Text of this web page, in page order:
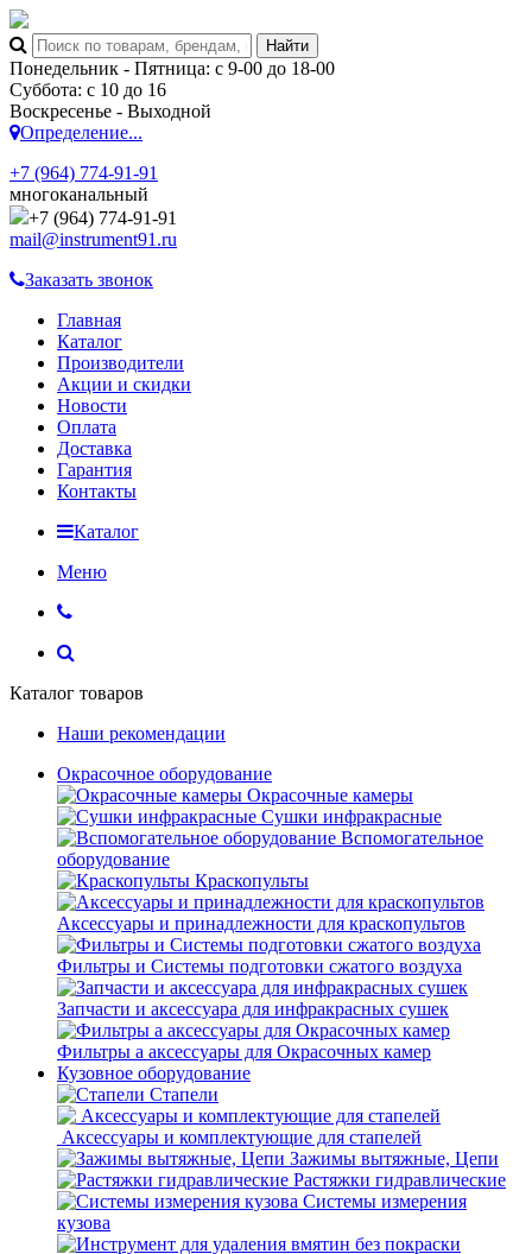
Понедельник - Пятница: с 9-00 до 18-00
Суббота: с 10 до 16
Воскресенье - Выходной
Определение...
+7 (964) 774-91-91
многоканальный
+7 (964) 774-91-91
mail@instrument91.ru
Заказать звонок
Главная
Каталог
Производители
Акции и скидки
Новости
Оплата
Доставка
Гарантия
Контакты
Каталог
Меню
Каталог товаров
Наши рекомендации
Окрасочное оборудование
Окрасочные камеры
Сушки инфракрасные
Вспомогательное
оборудование
Краскопульты
Аксессуары и принадлежности для краскопультов
Фильтры и Системы подготовки сжатого воздуха
Запчасти и аксессуара для инфракрасных сушек
Фильтры а аксессуары для Окрасочных камер
Кузовное оборудование
Стапели
Аксессуары и комплектующие для стапелей
Зажимы вытяжные, Цепи
Растяжки гидравлические
Системы измерения
кузова